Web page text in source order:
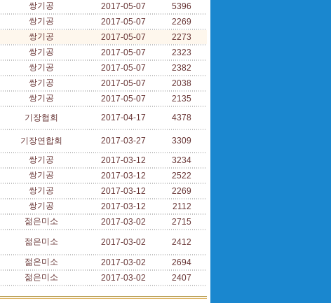
쌍기공 2017-05-07
5396
쌍기공 2017-05-07
2269
쌍기공 2017-05-07
2273
쌍기공 2017-05-07
2323
쌍기공 2017-05-07
2382
쌍기공 2017-05-07
2038
쌍기공 2017-05-07
2135
기장협회 2017-04-17 4378
기장연합회 2017-03-27
3309
쌍기공 2017-03-12
3234
쌍기공 2017-03-12
2522
쌍기공 2017-03-12
2269
쌍기공 2017-03-12
2112
젊은미소 2017-03-02 2715
젊은미소 2017-03-02 2412
젊은미소 2017-03-02
2694
젊은미소 2017-03-02 2407